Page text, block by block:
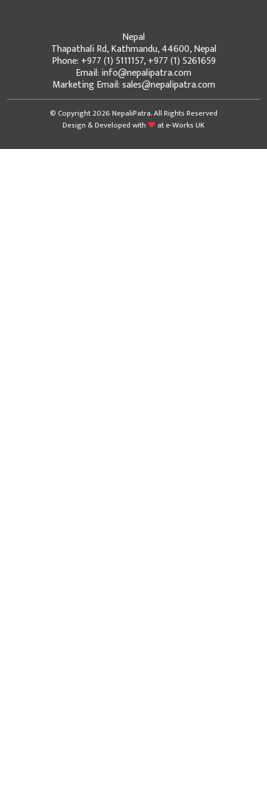
Nepal
Thapathali Rd, Kathmandu, 44600, Nepal
Phone: +977 (1) 5111157, +977 (1) 5261659
Email: info@nepalipatra.com
Marketing Email: sales@nepalipatra.com
© Copyright 2026 NepaliPatra. All Rights Reserved
Design & Developed with
ate-Works UK